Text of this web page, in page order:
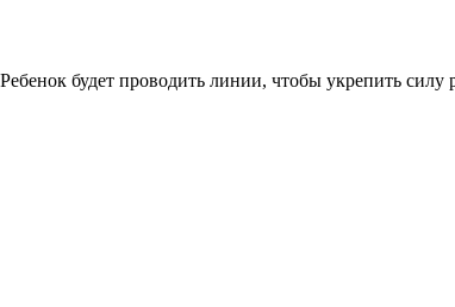
будет проводить линии, чтобы укрепить силу